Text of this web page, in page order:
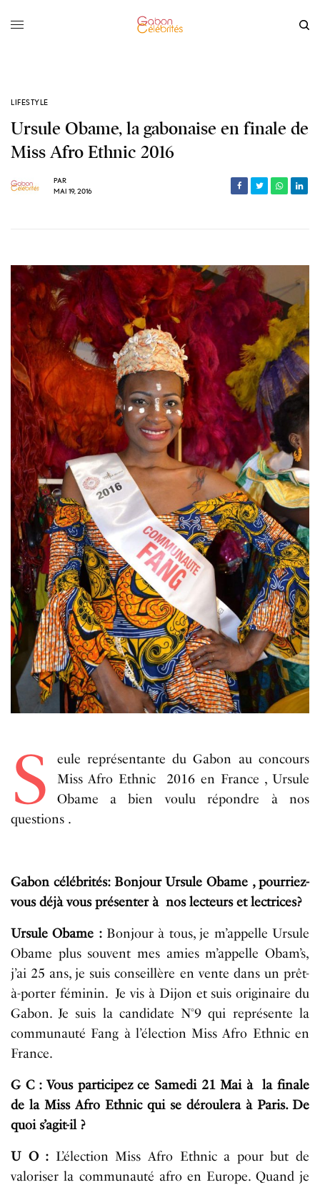
LIFESTYLE
Ursule Obame, la gabonaise en finale de
Miss Afro Ethnic 2016
PAR
MAI 19, 2016
S
eule représentante du Gabon au concours
Miss Afro Ethnic 2016 en France , Ursule
Obame a bien voulu répondre à nos
questions .
Gabon célébrités: Bonjour Ursule Obame , pourriez-
vous déjà vous présenter à nos lecteurs et lectrices?
Ursule Obame :Bonjour à tous, je m’appelle Ursule
Obame plus souvent mes amies m’appelle Obam’s,
j’ai 25 ans, je suis conseillère en vente dans un prêt-
à-porter féminin. Je vis à Dijon et suis originaire du
Gabon. Je suis la candidate N°9 qui représente la
communauté Fang à l’élection Miss Afro Ethnic en
France.
G C : Vous participez ce Samedi 21 Mai à la finale
de la Miss Afro Ethnic qui se déroulera à Paris. De
quoi s’agit-il ?
U O : L’élection Miss Afro Ethnic a pour but de
valoriser la communauté afro en Europe. Quand je